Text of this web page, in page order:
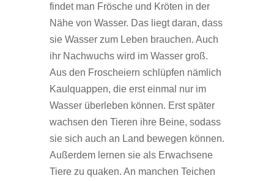
findet man Frösche und Kröten in der
Nähe von Wasser. Das liegt daran, dass
sie Wasser zum Leben brauchen. Auch
ihr Nachwuchs wird im Wasser groß.
Aus den Froscheiern schlüpfen nämlich
Kaulquappen, die erst einmal nur im
Wasser überleben können. Erst später
wachsen den Tieren ihre Beine, sodass
sie sich auch an Land bewegen können.
Außerdem lernen sie als Erwachsene
Tiere zu quaken. An manchen Teichen